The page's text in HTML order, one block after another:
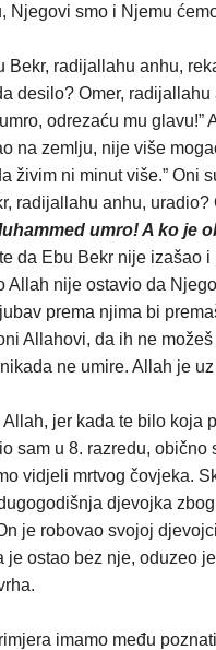
Njegovi smo i Njemu
Bekr, radijallahu anhu,
desilo? Omer,
odrezaću mu
na zemlju, nije više
živim ni minut više.”
radijallahu anhu, uradio?
umro! A ko je
da Ebu Bekr nije izašao
Allah nije ostavio da
prema njima bi
Allahovi, da ih ne
ne umire. Allah je
jer kada te bilo koja
sam u 8. razredu,
vidjeli mrtvog čovjeka.
djevojka
je robovao svojoj
je ostao bez nje, oduzeo
imamo među